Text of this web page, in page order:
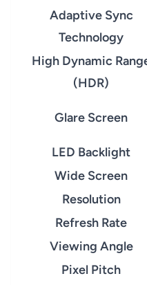
Adaptive Sync
Technology
High Dynamic
(HDR)
Glare Screen
LED Backlight
Wide Screen
Resolution
Refresh Rate
Viewing Angle
Pixel Pitch